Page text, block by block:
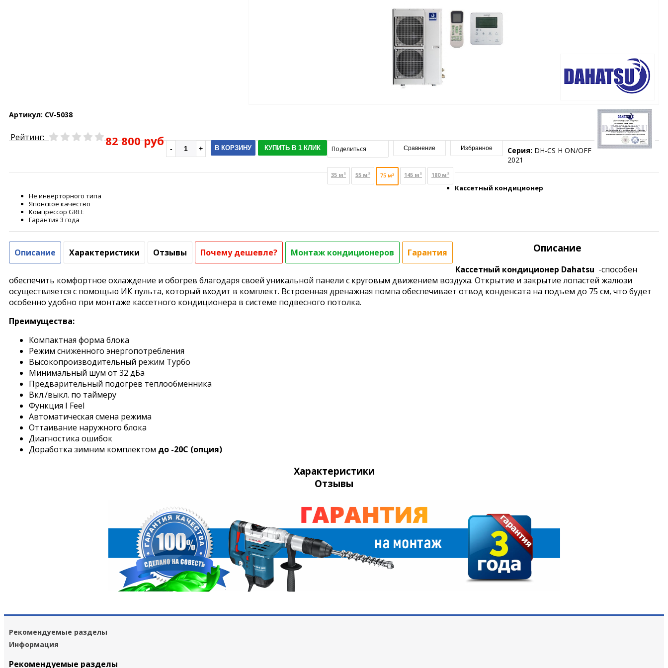
Артикул: CV-5038
Рейтинг: 82 800 руб В КОРЗИНУ КУПИТЬ В 1 КЛИК Поделиться Сравнение Избранное Серия: DH-CS H ON/OFF
2021
35 м² 55 м² 75 м² 145 м² 180 м²
Кассетный кондиционер
Не инверторного типа
Японское качество
Компрессор GREE
Гарантия 3 года
Описание Характеристики Отзывы Почему дешевле? Монтаж кондиционеров Гарантия Описание
Кассетный кондиционер Dahatsu -способен
обеспечить комфортное охлаждение и обогрев благодаря своей уникальной панели с круговым движением воздуха. Открытие и закрытие лопастей жалюзи
осуществляется с помощью ИК пульта, который входит в комплект. Встроенная дренажная помпа обеспечивает отвод конденсата на подъем до 75 см, что будет
особенно удобно при монтаже кассетного кондиционера в системе подвесного потолка.
Преимущества:
Компактная форма блока
Режим сниженного энергопотребления
Высокопроизводительный режим Турбо
Минимальный шум от 32 дБа
Предварительный подогрев теплообменника
Вкл./выкл. по таймеру
Функция I Feel
Автоматическая смена режима
Оттаивание наружного блока
Диагностика ошибок
Доработка зимним комплектом до -20C (опция)
Характеристики
Отзывы
Рекомендуемые разделы
Информация
Рекомендуемые разделы